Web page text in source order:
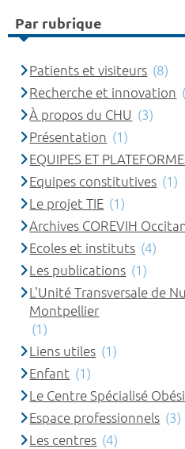
Par rubrique
Patients et visiteurs (8)
Recherche et innovation
À propos du CHU (3)
Présentation (1)
EQUIPES ET
Equipes constitutives (1)
Le projet TIE (1)
Archives COREVIH
Ecoles et instituts (4)
Les publications (1)
L'Unité Transversale de
Montpellier
(1)
Liens utiles (1)
Enfant (1)
Le Centre Spécialisé
Espace professionnels (3)
Les centres (4)